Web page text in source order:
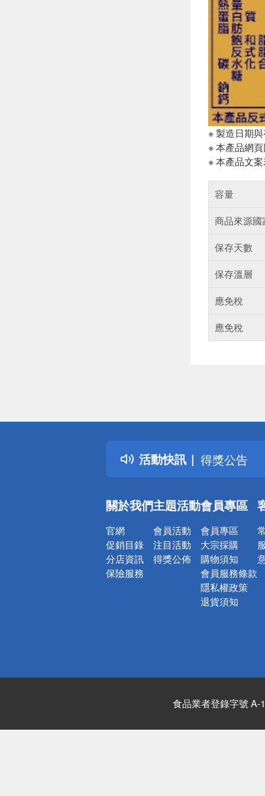
※ 製造日期
※ 本產品網
※ 本產品文
容量
商品來源國
保存天數
保存溫層
應免稅
應免稅
活動快訊
詐騙網頁！
得獎公告
熱門話題
銀行優惠
詐騙網頁！
關於我們
官網
促銷目錄
分店資訊
保險服務
主題活動
會員活動
注目活動
得獎公佈
會員專區
會員專區
大宗採購
購物須知
會員服務條款
隱私權政策
退貨須知
食品業者登錄字號 A-